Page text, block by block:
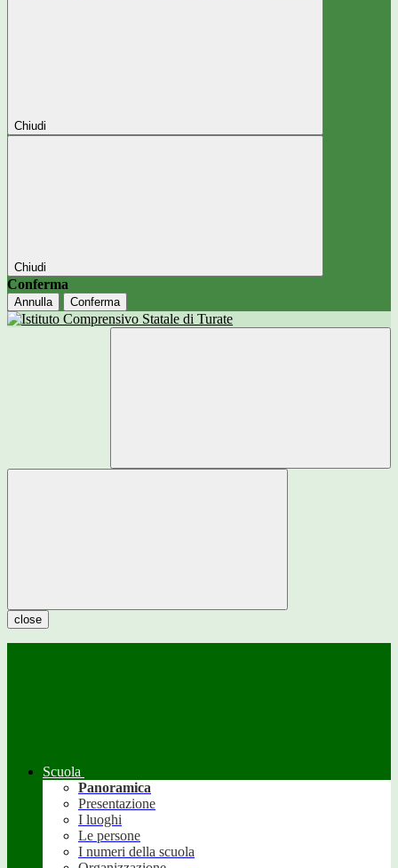
Chiudi
Chiudi
Conferma
Annulla Conferma
close
Scuola
Panoramica
Presentazione
I luoghi
Le persone
I numeri della scuola